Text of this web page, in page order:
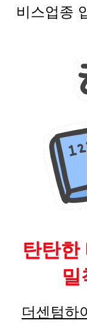
비스업종
탄탄한
밀
더센텀하